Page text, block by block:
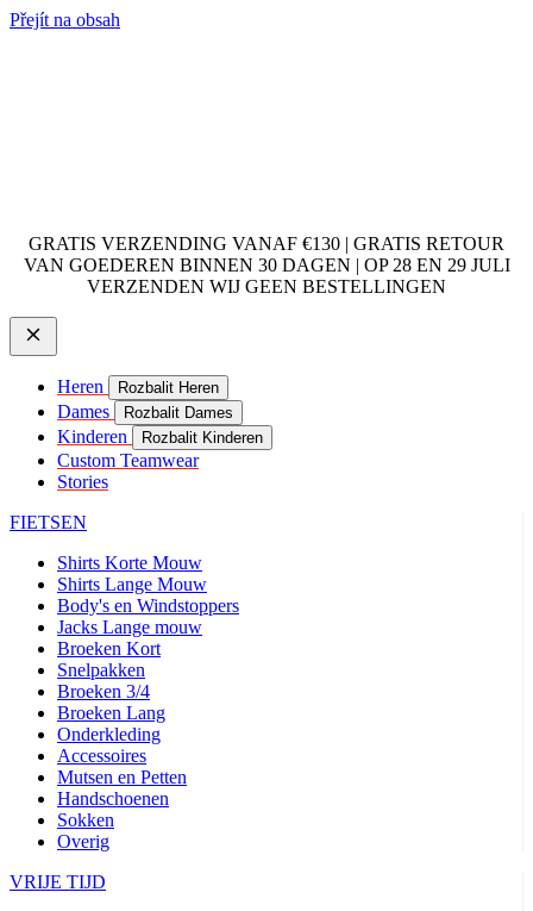
Přejít na obsah
GRATIS VERZENDING VANAF €130 | GRATIS RETOUR
VAN GOEDEREN BINNEN 30 DAGEN | OP 28 EN 29 JULI
VERZENDEN WIJ GEEN BESTELLINGEN
Heren Rozbalit Heren
Dames Rozbalit Dames
Kinderen Rozbalit Kinderen
Custom Teamwear
Stories
FIETSEN
Shirts Korte Mouw
Shirts Lange Mouw
Body's en Windstoppers
Jacks Lange mouw
Broeken Kort
Snelpakken
Broeken 3/4
Broeken Lang
Onderkleding
Accessoires
Mutsen en Petten
Handschoenen
Sokken
Overig
VRIJE TIJD